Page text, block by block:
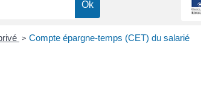
> Compte épargne-temps (CET) du salarié